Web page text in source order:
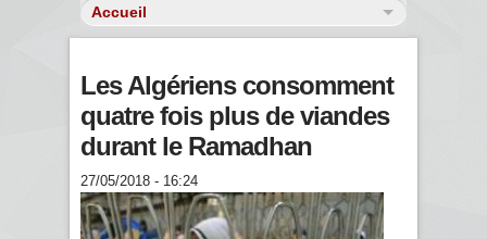
Les Algériens consomment
quatre fois plus de viandes
durant le Ramadhan
27/05/2018 - 16:24